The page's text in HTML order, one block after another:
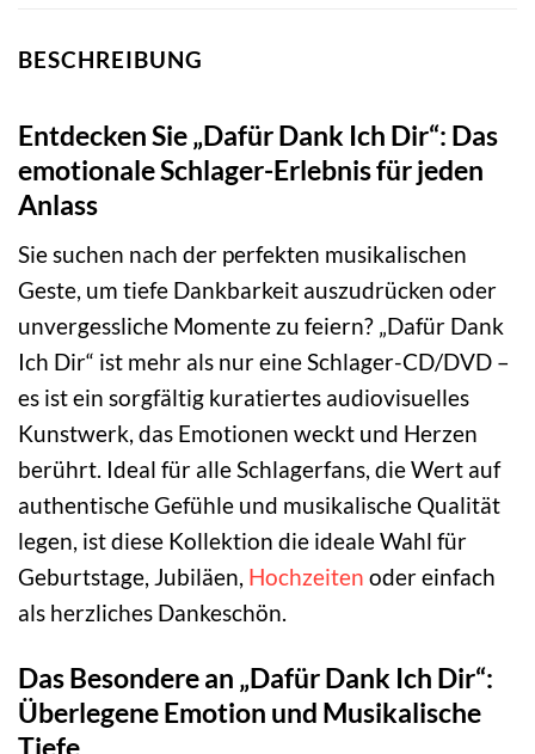
BESCHREIBUNG
Entdecken Sie „Dafür Dank Ich Dir“: Das
emotionale Schlager-Erlebnis für jeden
Anlass
Sie suchen nach der perfekten musikalischen
Geste, um tiefe Dankbarkeit auszudrücken oder
unvergessliche Momente zu feiern? „Dafür Dank
Ich Dir“ ist mehr als nur eine Schlager-CD/DVD –
es ist ein sorgfältig kuratiertes audiovisuelles
Kunstwerk, das Emotionen weckt und Herzen
berührt. Ideal für alle Schlagerfans, die Wert auf
authentische Gefühle und musikalische Qualität
legen, ist diese Kollektion die ideale Wahl für
Geburtstage, Jubiläen, Hochzeiten oder einfach
als herzliches Dankeschön.
Das Besondere an „Dafür Dank Ich Dir“:
Überlegene Emotion und Musikalische
Tiefe